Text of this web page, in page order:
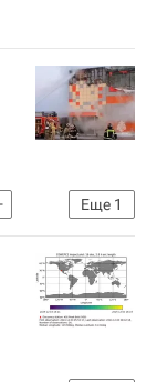
Еще 1
МЧС России (Министерство РФ по делам гражданской обороны, чрезвычайным ситуациям и ликвидации последствий стихийных бедствий)